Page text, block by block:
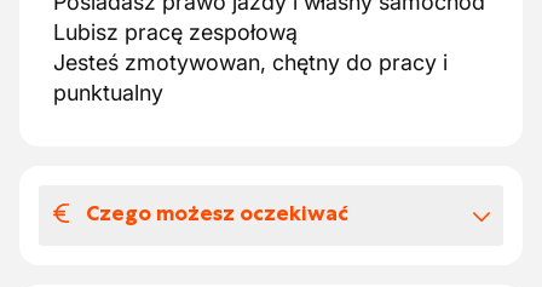
Lubisz pracę zespołową
Jesteś zmotywowan, chętny do pracy i
punktualny
Czego możesz oczekiwać